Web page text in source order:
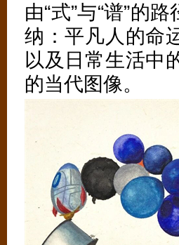
由“式”与“谱”的
纳：平凡人的命
以及日常生活中
的当代图像。